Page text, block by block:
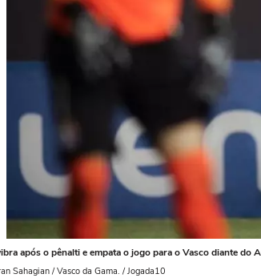
após o pênalti e empata o jogo para o Vasco diante do
Sahagian / Vasco da Gama. / Jogada10